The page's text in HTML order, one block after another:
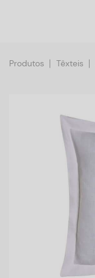
Produtos Têxteis